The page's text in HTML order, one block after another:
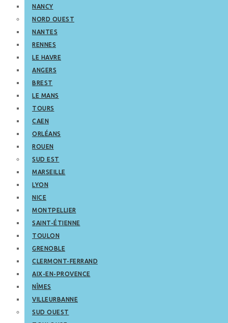
NANCY
NORD OUEST
NANTES
RENNES
LE HAVRE
ANGERS
BREST
LE MANS
TOURS
CAEN
ORLÉANS
ROUEN
SUD EST
MARSEILLE
LYON
NICE
MONTPELLIER
SAINT-ÉTIENNE
TOULON
GRENOBLE
CLERMONT-FERRAND
AIX-EN-PROVENCE
NÎMES
VILLEURBANNE
SUD OUEST